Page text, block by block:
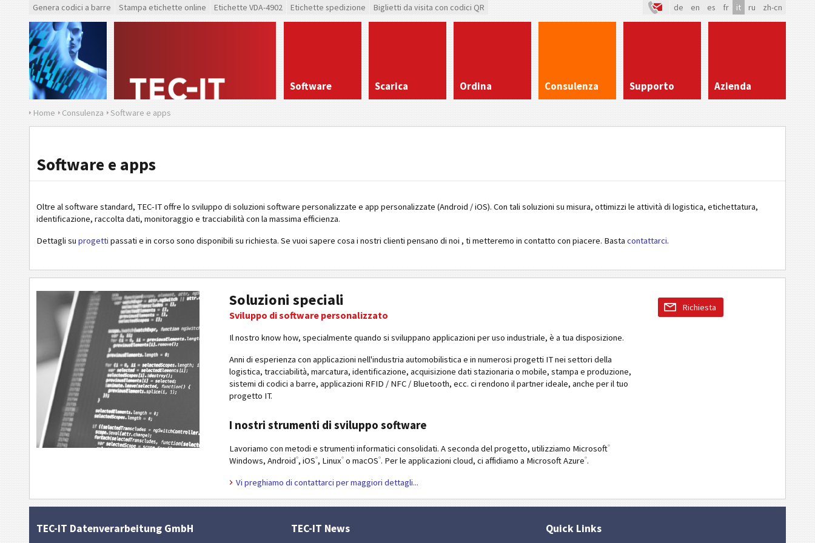
Genera codici a barre Stampa etichette online Etichette VDA-4902 Etichette spedizione Biglietti da visita con codici QR de en es fr it ru zh-cn
Software Scarica Ordina Consulenza Supporto Azienda
Home Consulenza Software e apps
Software e apps
Oltre al software standard, TEC-IT offre lo sviluppo di soluzioni software personalizzate e app personalizzate (Android / iOS). Con tali soluzioni su misura, ottimizzi le attività di logistica, etichettatura,
identificazione, raccolta dati, monitoraggio e tracciabilità con la massima efficienza.
Dettagli su progetti passati e in corso sono disponibili su richiesta. Se vuoi sapere cosa i nostri clienti pensano di noi , ti metteremo in contatto con piacere. Basta contattarci.
Soluzioni speciali
Sviluppo di software personalizzato
Il nostro know how, specialmente quando si sviluppano applicazioni per uso industriale, è a tua disposizione.
Anni di esperienza con applicazioni nell'industria automobilistica e in numerosi progetti IT nei settori della
logistica, tracciabilità, marcatura, identificazione, acquisizione dati stazionaria o mobile, stampa e produzione,
sistemi di codici a barre, applicazioni RFID / NFC / Bluetooth, ecc. ci rendono il partner ideale, anche per il tuo
progetto IT.
I nostri strumenti di sviluppo software
Lavoriamo con metodi e strumenti informatici consolidati. A seconda del progetto, utilizziamo Microsoft®
Windows, Android®, iOS®, Linux® o macOS®. Per le applicazioni cloud, ci affidiamo a Microsoft Azure®.
Vi preghiamo di contattarci per maggiori dettagli...
Richiesta
TEC-IT Datenverarbeitung GmbH TEC-IT News Quick Links